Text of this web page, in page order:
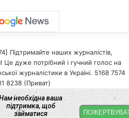
Підтримайте наших журналістів,
Це дуже потрібний і гучний голос на
журналістики в Україні. 5168 7574
8238 (Приват)